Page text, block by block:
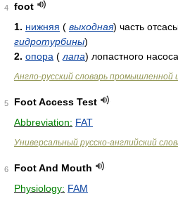
4
foot
1. нижняя ( выходная) часть
гидротурбины)
2. опора ( лапа) лопастного насоса
Англо-русский словарь промышленной
5
Foot Access Test
Abbreviation: FAT
Универсальный русско-английский
6
Foot And Mouth
Physiology: FAM